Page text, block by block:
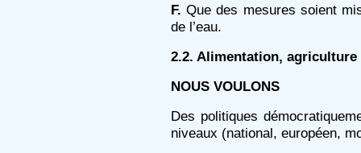
F. Que des mesures soient
de l’eau.
2.2. Alimentation, agriculture
NOUS VOULONS
Des politiques
niveaux (national, européen,